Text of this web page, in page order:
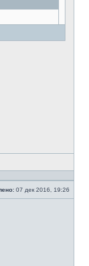
07 дек 2016, 19:26